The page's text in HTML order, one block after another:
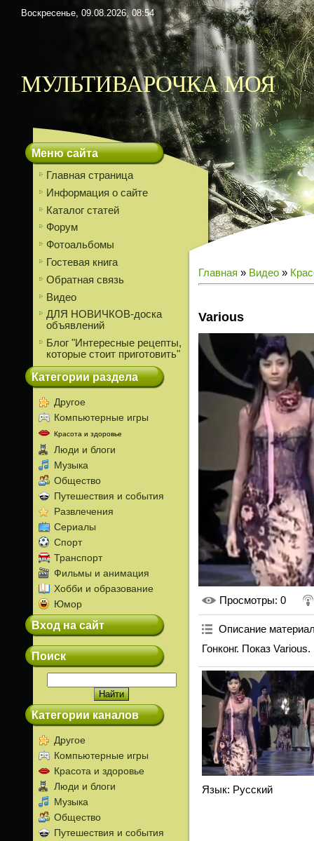
Воскресенье, 09.08.2026, 08:54
МУЛЬТИВАРОЧКА МОЯ
Меню сайта
Главная страница
Информация о сайте
Каталог статей
Форум
Фотоальбомы
Гостевая книга
Обратная связь
Видео
ДЛЯ НОВИЧКОВ-доска
объявлений
Блог "Интересные рецепты,
которые стоит приготовить"
Категории раздела
Другое
Компьютерные игры
Красота и здоровье
Люди и блоги
Музыка
Общество
Путешествия и события
Развлечения
Сериалы
Спорт
Транспорт
Фильмы и анимация
Хобби и образование
Юмор
Вход на сайт
Поиск
Категории каналов
Другое
Компьютерные игры
Красота и здоровье
Люди и блоги
Музыка
Общество
Путешествия и события
Главная » Видео »
Various
Просмотры: 0
Описание
Гонконг. Показ Various.
Язык: Русский